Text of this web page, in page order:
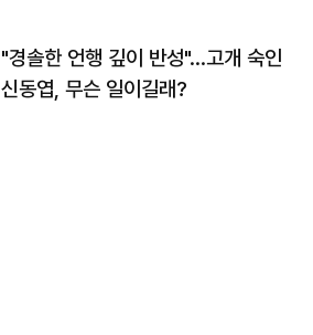
"경솔한 언행 깊이 반성"…고개 숙인
신동엽, 무슨 일이길래?